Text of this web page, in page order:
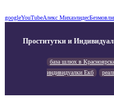
googleYouTubeАлекс Михаэлидес
Проститутки и
база шлюх в
индивидуалки Екб